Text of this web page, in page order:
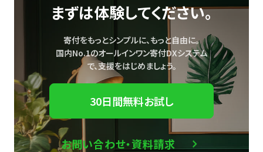
まずは体験してください。
寄付をもっとシンプルに、もっと自由に。
国内No.1のオールインワン寄付DXシステム
で、支援をはじめましょう。
30日間無料お試し
お問い合わせ・資料請求